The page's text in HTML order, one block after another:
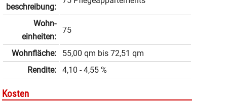
beschrei­bung:
Wohn­
einheiten:
75
Wohnfläche: 55,00 qm bis 72,51 qm
Rendite:
4,10 - 4,55 %
Kosten